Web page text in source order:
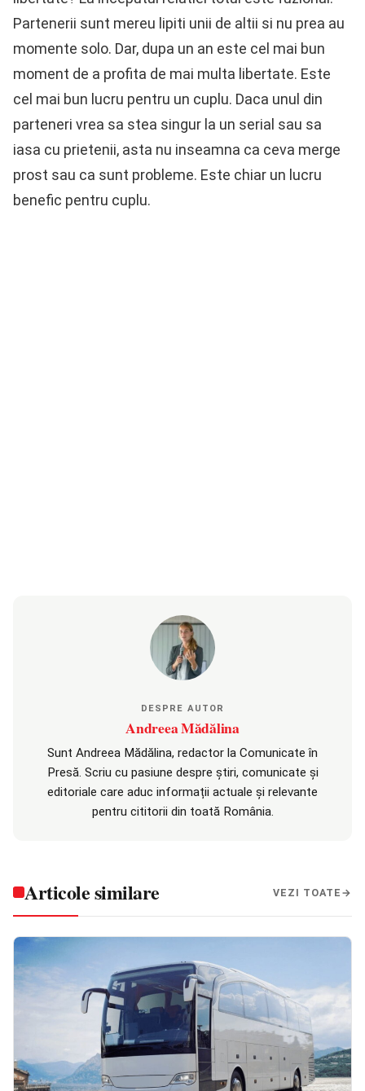
Partenerii sunt mereu lipiti unii de altii si nu prea au
momente solo. Dar, dupa un an este cel mai bun
moment de a profita de mai multa libertate. Este
cel mai bun lucru pentru un cuplu. Daca unul din
parteneri vrea sa stea singur la un serial sau sa
iasa cu prietenii, asta nu inseamna ca ceva merge
prost sau ca sunt probleme. Este chiar un lucru
benefic pentru cuplu.
DESPRE AUTOR
Andreea Mădălina
Sunt Andreea Mădălina, redactor la Comunicate în
Presă. Scriu cu pasiune despre știri, comunicate și
editoriale care aduc informații actuale și relevante
pentru cititorii din toată România.
Articole similare VEZI TOATE